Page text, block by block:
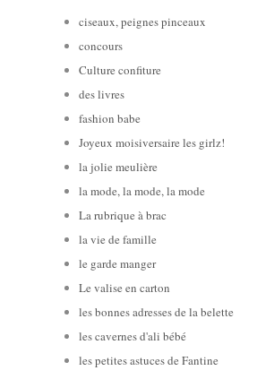
ciseaux, peignes pinceaux
concours
Culture confiture
des livres
fashion babe
Joyeux moisiversaire les girlz!
la jolie meulière
la mode, la mode, la mode
La rubrique à brac
la vie de famille
le garde manger
Le valise en carton
les bonnes adresses de la belette
les cavernes d'ali bébé
les petites astuces de Fantine